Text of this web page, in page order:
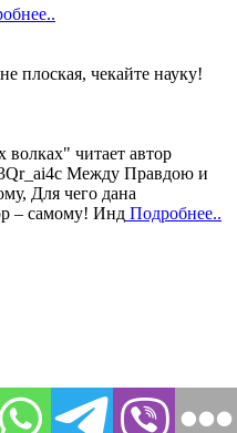
плоская, чекайте науку!
читает автор
Между Правдою и
Для чего дана
– самому! Инд Подробнее..